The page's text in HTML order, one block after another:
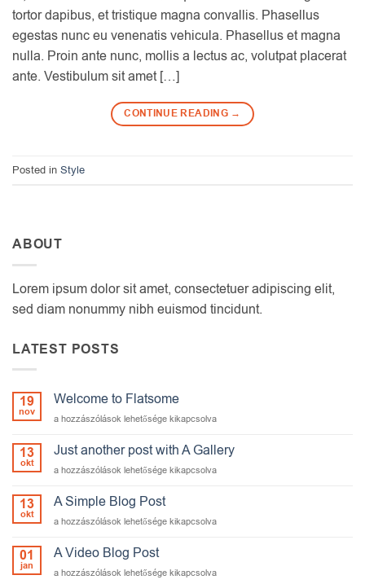
tortor dapibus, et tristique magna convallis. Phasellus
egestas nunc eu venenatis vehicula. Phasellus et magna
nulla. Proin ante nunc, mollis a lectus ac, volutpat placerat
ante. Vestibulum sit amet […]
CONTINUE READING →
Posted in Style
ABOUT
Lorem ipsum dolor sit amet, consectetuer adipiscing elit,
sed diam nonummy nibh euismod tincidunt.
LATEST POSTS
19
nov
Welcome to Flatsome
Welcome
Flatsome
a hozzászólások lehetősége kikapcsolva
13
okt
Just another post with A Gallery
Just
post
A
bejegyzéshez
a hozzászólások lehetősége kikapcsolva
13
okt
A Simple Blog Post
A
Blog
bejegyzéshez
a hozzászólások lehetősége kikapcsolva
01
jan
A Video Blog Post
A
a hozzászólások lehetősége kikapcsolva